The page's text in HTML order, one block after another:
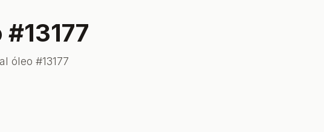
óleo #13177